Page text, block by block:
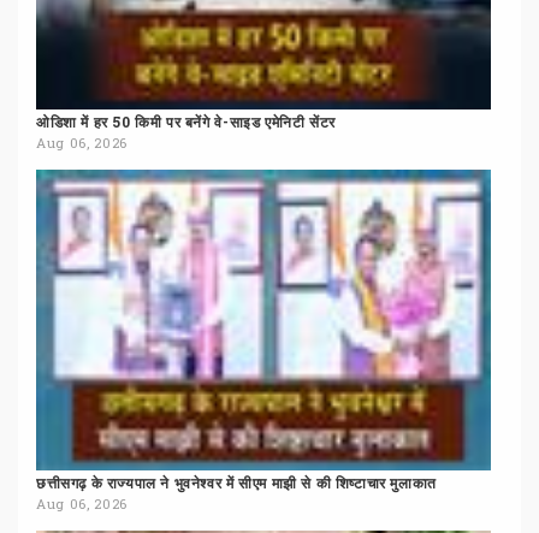
ओडिशा में हर 50 किमी पर बनेंगे वे-साइड एमेनिटी सेंटर
Aug 06, 2026
छत्तीसगढ़ के राज्यपाल ने भुवनेश्वर में सीएम माझी से की शिष्टाचार मुलाकात
Aug 06, 2026